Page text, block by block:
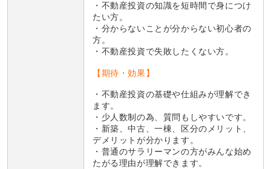
・不動産投資の知識を短時間で身につけ
たい方。
・分からないことが分からない初心者の
方。
・不動産投資で失敗したくない方。
【期待・効果】
・不動産投資の基礎や仕組みが理解でき
ます。
・少人数制の為、質問もしやすいです。
・新築、中古、一棟、区分のメリット、
デメリットが分かります。
・普通のサラリーマンの方がみんな始め
たがる理由が理解できます。